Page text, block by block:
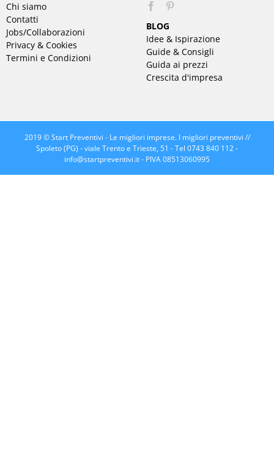
Chi siamo
Contatti
Jobs/Collaborazioni
Privacy & Cookies
Termini e Condizioni
BLOG
Idee & Ispirazione
Guide & Consigli
Guida ai prezzi
Crescita d'impresa
2019 © Start Preventivi - Le migliori imprese. I migliori preventivi //
Spoleto (PG) - viale Trento e Trieste, 51 - Tel 0743 840 112 -
info@startpreventivi.it- PIVA 08513060995